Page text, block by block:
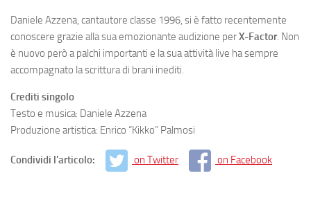
Daniele Azzena, cantautore classe 1996, si è fatto recentemente
conoscere grazie alla sua emozionante audizione perX-Factor. Non
è nuovo però a palchi importanti e la sua attività live ha sempre
accompagnato la scrittura di brani inediti.
Crediti singolo
Testo e musica: Daniele Azzena
Produzione artistica: Enrico “Kikko” Palmosi
Condividi l'articolo: on Twitter on Facebook